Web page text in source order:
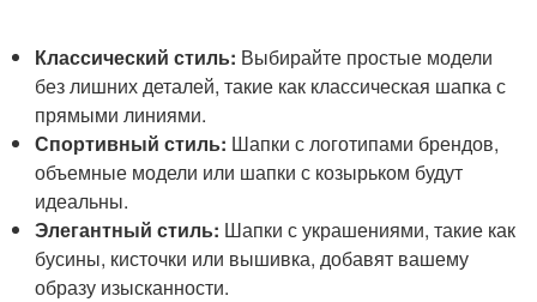
Классический стиль: Выбирайте простые модели
без лишних деталей, такие как классическая шапка с
прямыми линиями.
Спортивный стиль: Шапки с логотипами брендов,
объемные модели или шапки с козырьком будут
идеальны.
Элегантный стиль: Шапки с украшениями, такие как
бусины, кисточки или вышивка, добавят вашему
образу изысканности.